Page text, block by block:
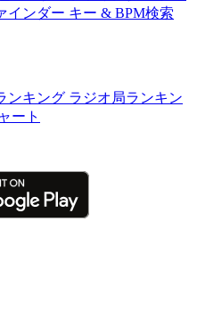
インダー キー & BPM検索
ンキング ラジオ局ランキン
ート